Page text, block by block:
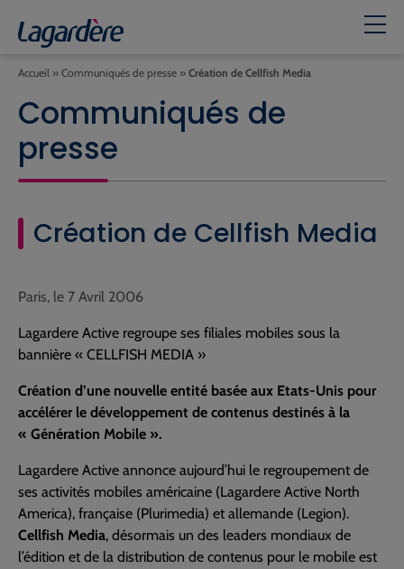
Accueil » Communiqués de presse » Création de Cellfish Media
Communiqués de
presse
Création de Cellfish Media
Paris, le 7 Avril 2006
Lagardere Active regroupe ses filiales mobiles sous la
bannière « CELLFISH MEDIA »
Création d’une nouvelle entité basée aux Etats-Unis pour
accélérer le développement de contenus destinés à la
« Génération Mobile ».
Lagardere Active annonce aujourd’hui le regroupement de
ses activités mobiles américaine (Lagardere Active North
America), française (Plurimedia) et allemande (Legion).
Cellfish Media, désormais un des leaders mondiaux de
l’édition et de la distribution de contenus pour le mobile est